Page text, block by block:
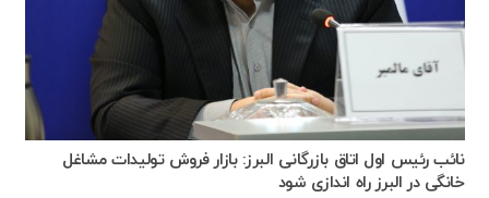
نائب رئیس اول اتاق بازرگانی البرز: بازار فروش تولیدات مشاغل
خانگی در البرز راه اندازی شود